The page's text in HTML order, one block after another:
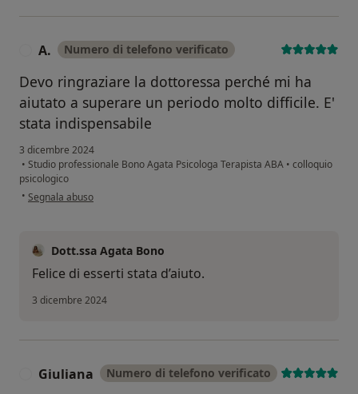
A. Numero di telefono verificato
Devo ringraziare la dottoressa perché mi ha
aiutato a superare un periodo molto difficile. E'
stata indispensabile
3 dicembre 2024
• Studio professionale Bono Agata Psicologa Terapista ABA • colloquio
psicologico
• secondo l'opinione dell'utente A.
Segnala abuso
Dott.ssa Agata Bono
Felice di esserti stata d’aiuto.
3 dicembre 2024
Giuliana Numero di telefono verificato